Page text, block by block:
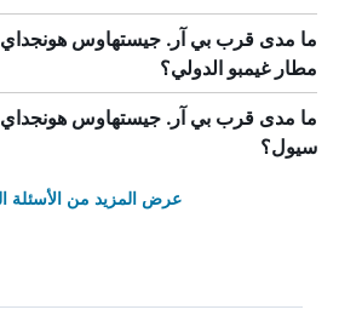
ما مدى قرب بي آر. جيستهاوس
مطار غيمبو الدولي؟
ما مدى قرب بي آر. جيستهاوس
سيول؟
عرض المزيد من الأسئلة